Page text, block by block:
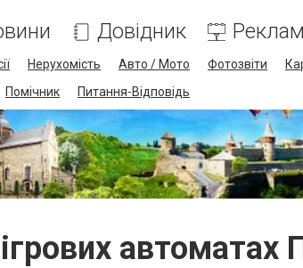
Довідник
Нерухомість Авто / Мото Фотозвіти
Помічник Питання-Відповідь
автоматах